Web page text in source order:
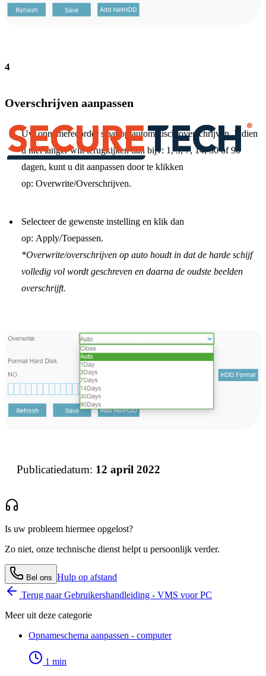
4
Overschrijven aanpassen
Uw opnamerecorder staat op automatisch overschrijven. Indien
u niet langer wilt terugkijken dan bijv: 1, 3, 7, 14, 30 of 90
dagen, kunt u dit aanpassen door te klikken
op: Overwrite/Overschrijven.
Selecteer de gewenste instelling en klik dan
op: Apply/Toepassen.
*Overwrite/overschrijven op auto houdt in dat de harde schijf
volledig vol wordt geschreven en daarna de oudste beelden
overschrijft.
Publicatiedatum: 12 april 2022
Is uw probleem hiermee opgelost?
Zo niet, onze technische dienst helpt u persoonlijk verder.
Bel ons Hulp op afstand
Terug naarGebruikershandleiding - VMS voor PC
Meer uit deze categorie
Opnameschema aanpassen - computer
1 min